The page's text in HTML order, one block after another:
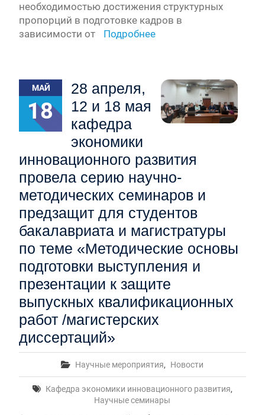
необходимостью достижения структурных
пропорций в подготовке кадров в
зависимости от
Подробнее
МАЙ
18
28 апреля,
12 и 18 мая
кафедра
экономики
инновационного развития
провела серию научно-
методических семинаров и
предзащит для студентов
бакалавриата и магистратуры
по теме «Методические основы
подготовки выступления и
презентации к защите
выпускных квалификационных
работ /магистерских
диссертаций»
Научные мероприятия, Новости
Кафедра экономики инновационного развития,
Научные семинары